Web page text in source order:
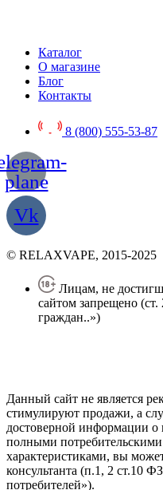
Каталог
О магазине
Блог
Контакты
8 (800) 555-53-87
plane
Vk
© RELAXVAPE, 2015-2025
Лицам, не
сайтом запрещено
граждан..»)
Данный сайт не является
стимулируют продажи, а
достоверной информации о
полными потребительскими
характеристиками, вы
консультанта (п.1, 2 ст.10
потребителей»).